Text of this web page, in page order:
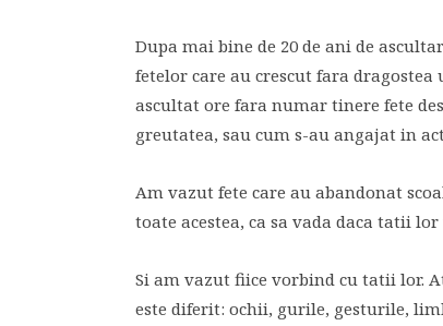
Dupa mai bine de 20 de ani de
fetelor care au crescut fara
ascultat ore fara numar tinere fete
greutatea, sau cum s-au angajat in
Am vazut fete care au abandonat
toate acestea, ca sa vada daca tatii
Si am vazut fiice vorbind cu tatii lor.
este diferit: ochii, gurile, gesturile,